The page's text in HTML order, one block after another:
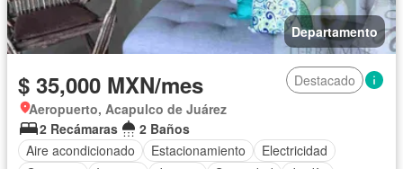
Departamento
$ 35,000 MXN/mes
Destacado
Aeropuerto, Acapulco de Juárez
2 Recámaras
2 Baños
Aire acondicionado
Estacionamiento
Electricidad